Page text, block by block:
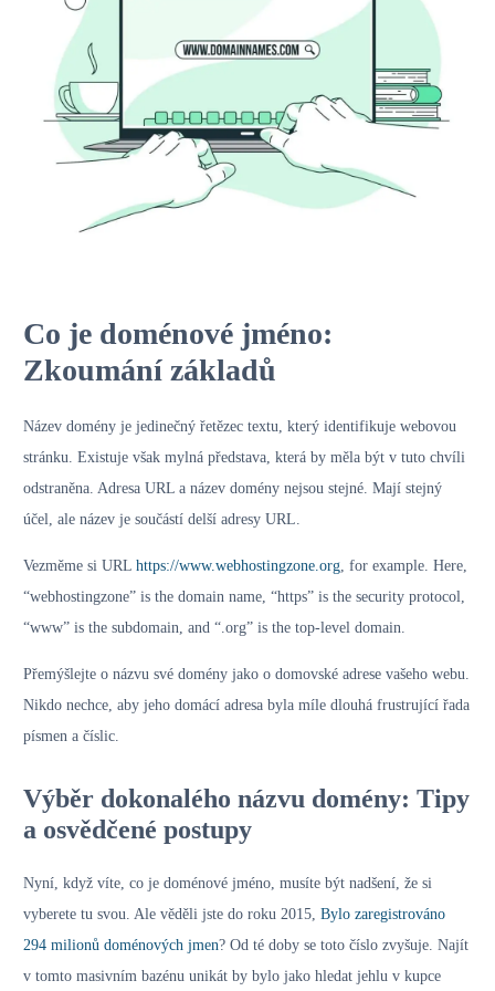
Co je doménové jméno:
Zkoumání základů
Název domény je jedinečný řetězec textu, který identifikuje webovou
stránku. Existuje však mylná představa, která by měla být v tuto chvíli
odstraněna. Adresa URL a název domény nejsou stejné. Mají stejný
účel, ale název je součástí delší adresy URL.
Vezměme si URL https://www.webhostingzone.org, for example. Here,
“webhostingzone” is the domain name, “https” is the security protocol,
“www” is the subdomain, and “.org” is the top-level domain.
Přemýšlejte o názvu své domény jako o domovské adrese vašeho webu.
Nikdo nechce, aby jeho domácí adresa byla míle dlouhá frustrující řada
písmen a číslic.
Výběr dokonalého názvu domény: Tipy
a osvědčené postupy
Nyní, když víte, co je doménové jméno, musíte být nadšení, že si
vyberete tu svou. Ale věděli jste do roku 2015, Bylo zaregistrováno
294 milionů doménových jmen? Od té doby se toto číslo zvyšuje. Najít
v tomto masivním bazénu unikát by bylo jako hledat jehlu v kupce